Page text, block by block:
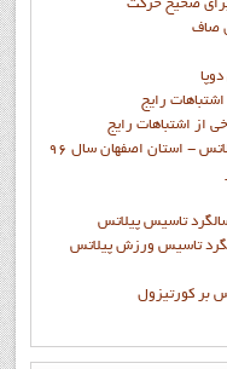
صاف
رايج
از اشتباهات رايج
- استان اصفهان سال 96
تاسيس پيلاتس
تاسيس ورزش پيلاتس
بر کورتیزول